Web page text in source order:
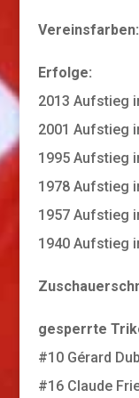
Vereinsfarben:
Erfolge:
2013 Aufstieg
2001 Aufstieg
1995 Aufstieg
1978 Aufstieg
1957 Aufstieg
1940 Aufstieg
gesperrte
#10 Gérard
#16 Claude